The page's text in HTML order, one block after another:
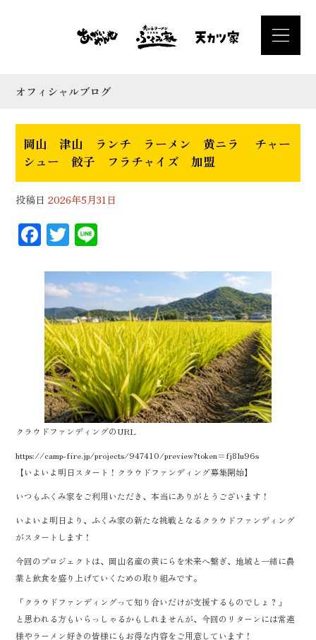
オフィシャルブログ
岡山 津山 ランチ ラーメン 黄ニラ チャー
シュー 餃子 フラチャイズ 加盟
投稿日 2026年5月31日
F
ac
eb
oo
k
T
wi
tt
er
e
クラウドファンディングのURL
https://camp-fire.jp/projects/947410/preview?token=fj8lu96s
【いよいよ明日スタート！クラウドファンディング募集開始】
いつもふくみ家をご利用いただき、本当にありがとうございます！
いよいよ明日より、ふくみ家の新たな挑戦となるクラウドファンディング
がスタートします！
今回のプロジェクトは、岡山名産の黄にらを未来へ繋ぎ、地域と一緒に農
業と飲食を盛り上げていくための取り組みです。
「クラウドファンディングって知り合いだけが支援するものでしょ？」
と思われる方もいらっしゃるかもしれませんが、今回のリターンには常連
様やラーメン好きの皆様にもお得な内容をご用意しています！